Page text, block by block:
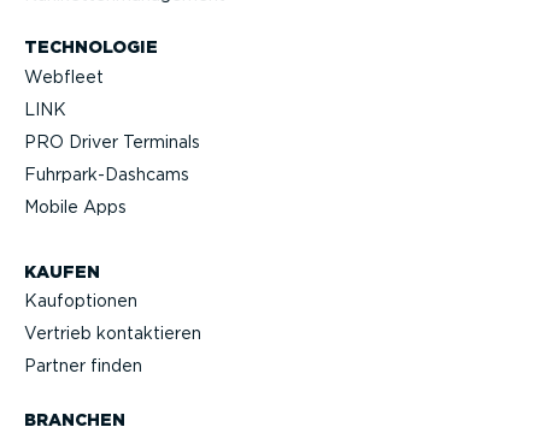
TECHNOLOGIE
Webfleet
LINK
PRO Driver Terminals
Fuhrpar­k-Da­shcams
Mobile Apps
KAUFEN
Kaufop­tionen
Vertrieb kontak­tieren
Partner finden
BRANCHEN